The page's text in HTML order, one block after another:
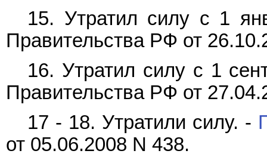
15. Утратил силу с 1
Правительства РФ от
16. Утратил силу с 1
Правительства РФ от
17 - 18. Утратили силу. -
от 05.06.2008 N 438.